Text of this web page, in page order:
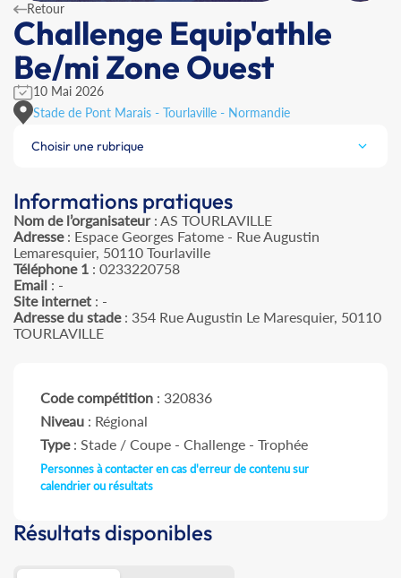
Retour
Challenge Equip'athle
Be/mi Zone Ouest
10 Mai 2026
Stade de Pont Marais - Tourlaville - Normandie
Choisir une rubrique
Informations pratiques
Nom de l’organisateur: AS TOURLAVILLE
Adresse: Espace Georges Fatome - Rue Augustin
Lemaresquier, 50110 Tourlaville
Téléphone 1 : 0233220758
Email : -
Site internet : -
Adresse du stade: 354 Rue Augustin Le Maresquier, 50110
TOURLAVILLE
Code compétition : 320836
Niveau : Régional
Type: Stade / Coupe - Challenge - Trophée
Personnes à contacter en cas d'erreur de contenu sur
calendrier ou résultats
Résultats disponibles